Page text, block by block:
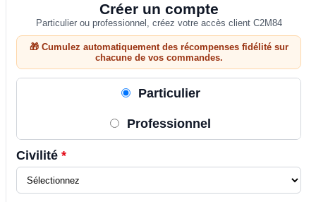
Créer un compte
Particulier ou professionnel, créez votre accès client C2M84
🎁 Cumulez automatiquement des récompenses fidélité sur
chacune de vos commandes.
Particulier
Professionnel
Civilité *